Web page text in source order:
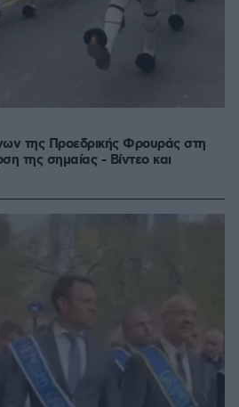
της Προεδρικής Φρουράς στη
της σημαίας - Βίντεο και